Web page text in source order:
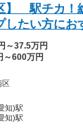
】 駅チカ！
たい方にお
～37.5万円
～600万円
区
知)駅
知)駅